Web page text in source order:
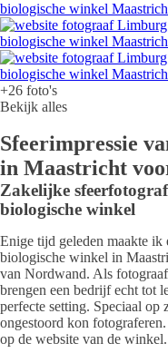
+26 foto's
Bekijk alles
Sfeerimpressie
in Maastricht
Zakelijke
biologische winkel
Enige tijd geleden maakte ik
biologische winkel in
van Nordwand. Als
brengen een bedrijf echt tot
perfecte setting. Speciaal op
ongestoord kon
op de website van de winkel.